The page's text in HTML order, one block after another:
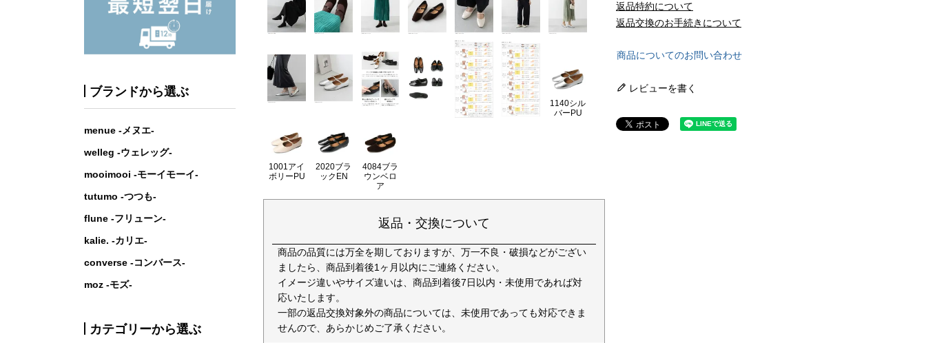
ブランドから選ぶ
menue -メヌエ-
welleg -ウェレッグ-
mooimooi -モーイモーイ-
tutumo -つつも-
flune -フリューン-
kalie. -カリエ-
converse -コンバース-
moz -モズ-
カテゴリーから選ぶ
1140シル
バーPU
1001アイ
ボリーPU
2020ブラ
ックEN
4084ブラ
ウンベロ
ア
返品・交換について
商品の品質には万全を期しておりますが、万一不良・破損などがござい
ましたら、商品到着後1ヶ月以内にご連絡ください。
イメージ違いやサイズ違いは、商品到着後7日以内・未使用であれば対
応いたします。
一部の返品交換対象外の商品については、未使用であっても対応できま
せんので、あらかじめご了承ください。
返品特約について
返品交換のお手続きについて
商品についてのお問い合わせ
レビューを書く